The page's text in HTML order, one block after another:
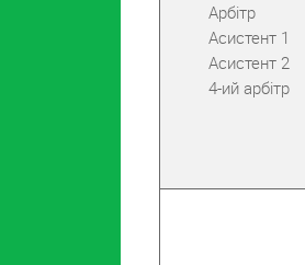
Арбітр
Асистент 1
Асистент 2
4-ий арбітр